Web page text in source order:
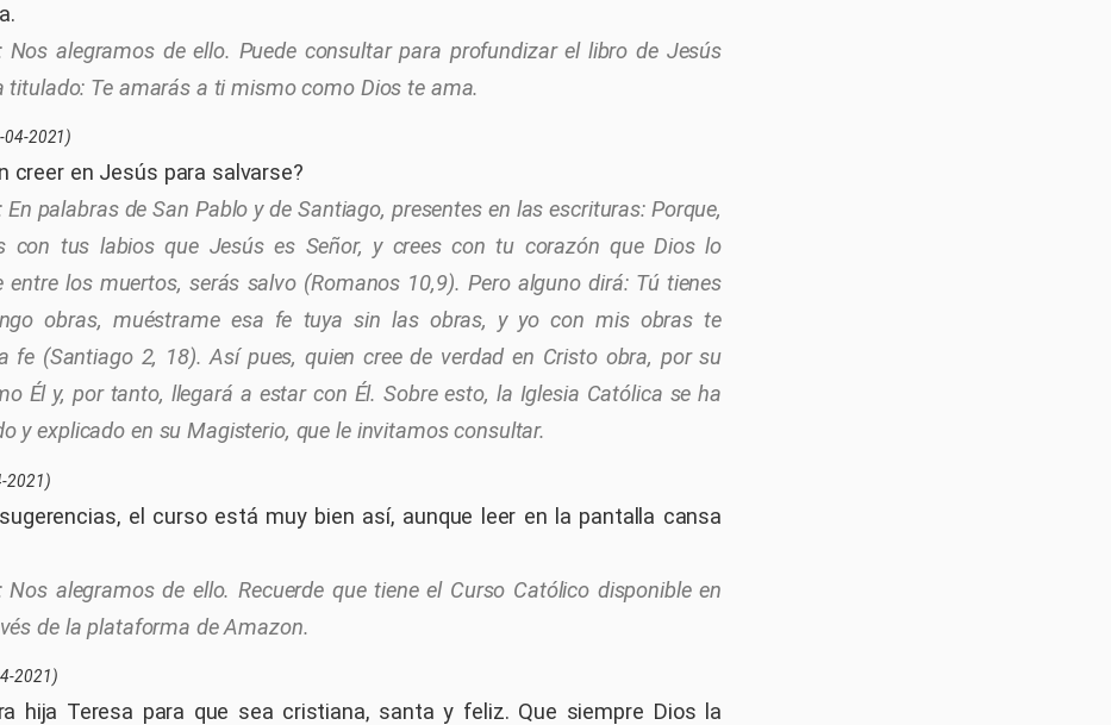
Nos alegramos de ello. Puede consultar para profundizar el libro de Jesús
titulado: Te amarás a ti mismo como Dios te ama.
04-2021)
creer en Jesús para salvarse?
En palabras de San Pablo y de Santiago, presentes en las escrituras: Porque,
con tus labios que Jesús es Señor, y crees con tu corazón que Dios lo
entre los muertos, serás salvo (Romanos 10,9). Pero alguno dirá: Tú tienes
obras, muéstrame esa fe tuya sin las obras, y yo con mis obras te
fe (Santiago 2, 18). Así pues, quien cree de verdad en Cristo obra, por su
Él y, por tanto, llegará a estar con Él. Sobre esto, la Iglesia Católica se ha
y explicado en su Magisterio, que le invitamos consultar.
2021)
el curso está muy bien así, aunque leer en la pantalla cansa
Nos alegramos de ello. Recuerde que tiene el Curso Católico disponible en
de la plataforma de Amazon.
2021)
hija Teresa para que sea cristiana, santa y feliz. Que siempre Dios la